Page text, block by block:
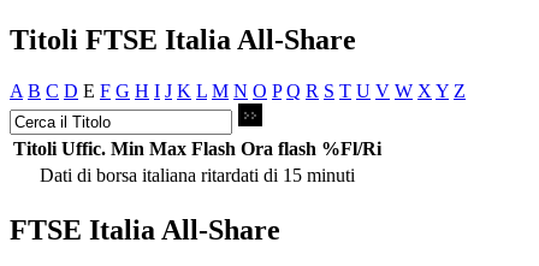
Titoli FTSE Italia All-Share
A B C D E F G H I J K L M N O P Q R S T U V W X Y Z
Titoli Uffic. Min Max Flash Ora flash %Fl/Ri
Dati di borsa italiana ritardati di 15 minuti
FTSE Italia All-Share